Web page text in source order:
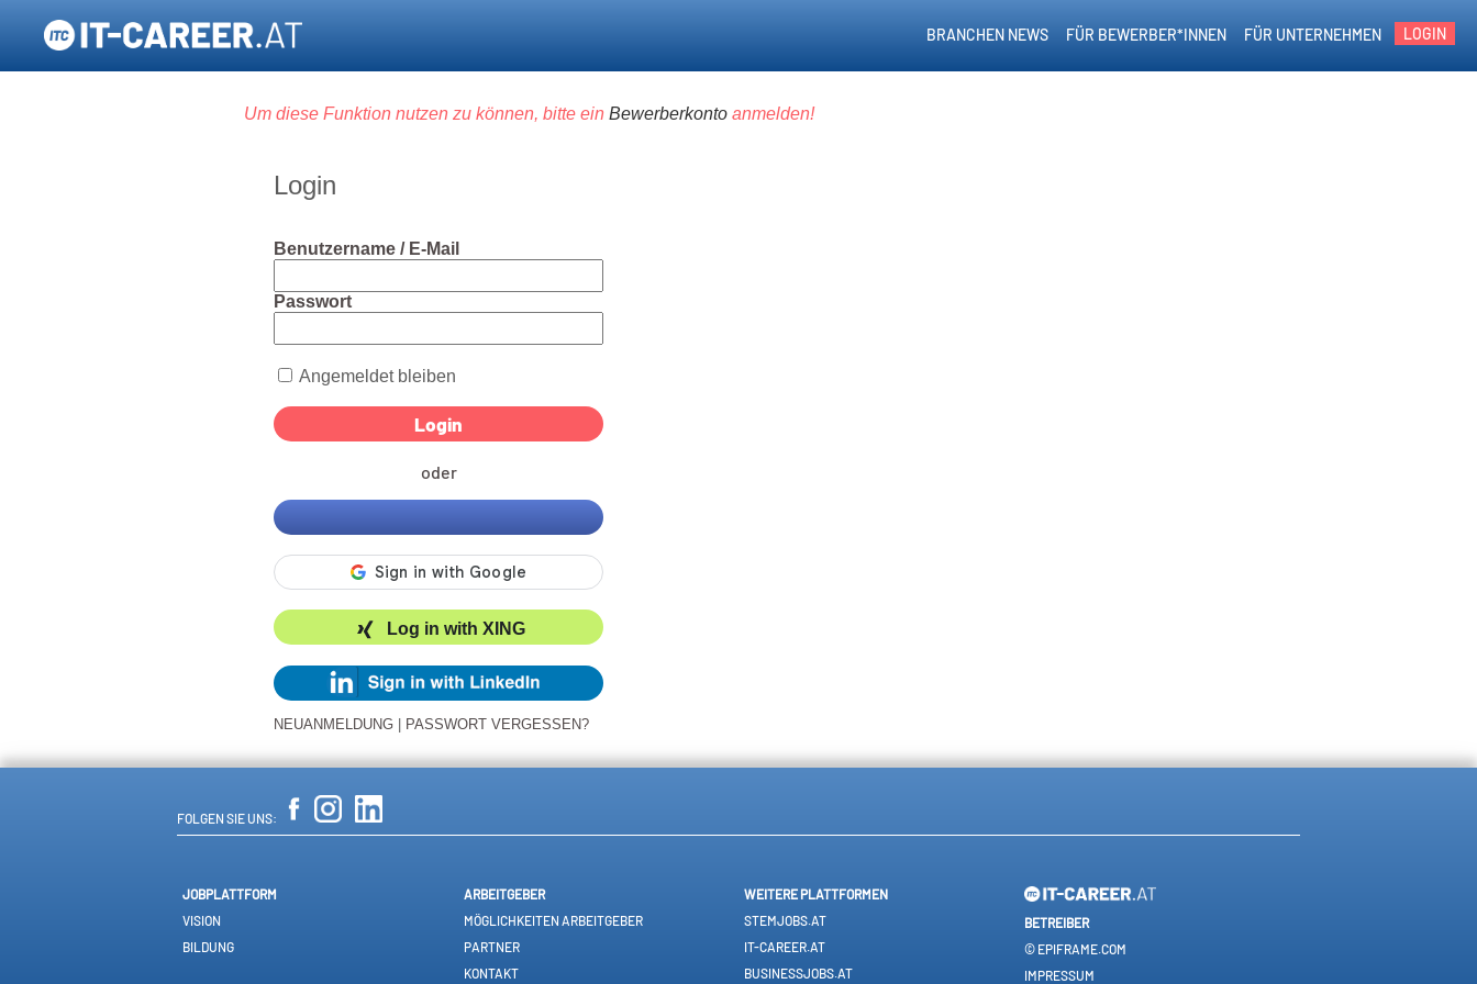
LOGIN
FÜR UNTERNEHMEN
FÜR BEWERBER*INNEN
BRANCHEN NEWS
Um diese Funktion nutzen zu können, bitte ein Bewerberkonto anmelden!
Login
Benutzername / E-Mail
Passwort
Angemeldet bleiben
oder
Log in with XING
NEUANMELDUNG PASSWORT VERGESSEN?
FOLGEN SIE UNS:
JOBPLATTFORM
VISION
BILDUNG
ARBEITGEBER
MÖGLICHKEITEN ARBEITGEBER
PARTNER
KONTAKT
WEITERE PLATTFORMEN
STEMJOBS.AT
IT-CAREER.AT
BUSINESSJOBS.AT
BETREIBER
© EPIFRAME.COM
IMPRESSUM